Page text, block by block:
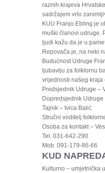
raznih krajeva
sadržajem vrlo
KUU Franjo Ebling je
muški članovi udruge.
ljudi kažu da je u
Repovača je, na neki
Budućnost Udruge
ljubavlju za folklornu
vrijednosti našeg kraja
Predsjednik Udruge –
Dopredsjednik
Tajnik – Ivica Balić
Stručni voditelj
Osoba za kontakt –
Tel. 031-642-290
Mob. 091-179-86-66
KUD
Kulturno – umjetnička